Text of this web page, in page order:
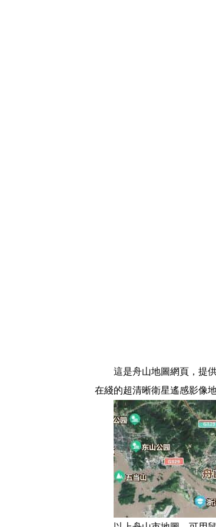
這是舟山地圖網頁，提
在綫的超清晰衛星遙感影像